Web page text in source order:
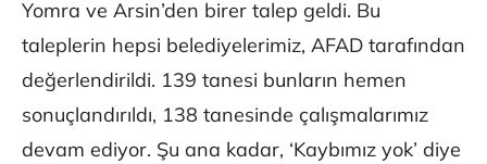
Yomra ve Arsin’den birer talep geldi. Bu
taleplerin hepsi belediyelerimiz, AFAD tarafından
değerlendirildi. 139 tanesi bunların hemen
sonuçlandırıldı, 138 tanesinde çalışmalarımız
devam ediyor. Şu ana kadar, ‘Kaybımız yok’ diye